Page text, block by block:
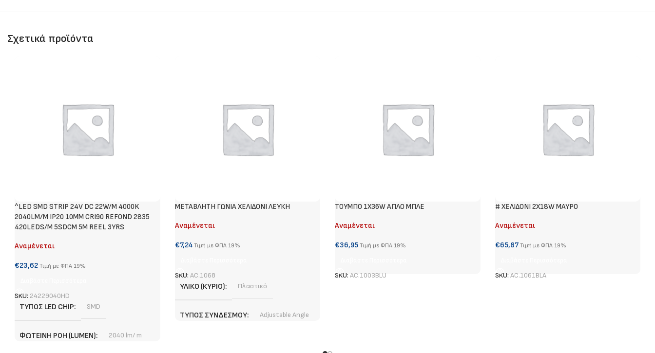
Σχετικά προϊόντα
^LED SMD STRIP 24V DC 22W/M 4000K
2040LM/M IP20 10MM CRI90 REFOND 2835
420LEDS/M 5SDCM 5M REEL 3YRS
Αναμένεται
€23,62 Τιμή με ΦΠΑ 19%
SKU: 24229040HD
ΤΎΠΟΣ LED CHIP SMD
ΦΩΤΕΙΝΉ ΡΟΉ (LUMEN) 2040 lm/ m
METABΛΗΤΗ ΓΩΝΙΑ ΧΕΛΙΔΟΝΙ ΛΕΥΚΗ
Αναμένεται
€7,24 Τιμή με ΦΠΑ 19%
SKU: AC.1068
ΥΛΙΚΌ (ΚΎΡΙΟ) Πλαστικό
ΤΎΠΟΣ ΣΥΝΔΈΣΜΟΥ Adjustable Angle
ΤΟΥΜΠΟ 1Χ36W ΑΠΛΟ ΜΠΛΕ
Αναμένεται
€36,95 Τιμή με ΦΠΑ 19%
SKU: AC.1003BLU
# ΧΕΛΙΔΟΝΙ 2Χ18W ΜΑΥΡΟ
Αναμένεται
€65,87 Τιμή με ΦΠΑ 19%
SKU: AC.1061BLA